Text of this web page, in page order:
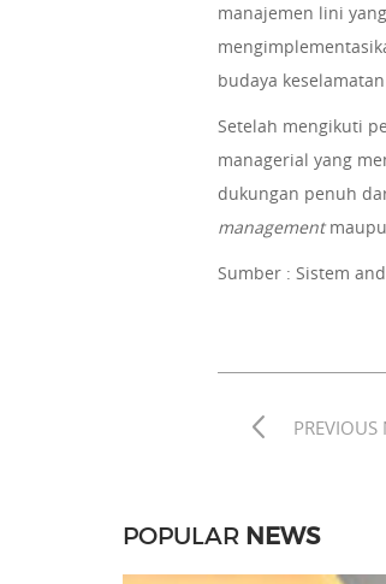
manajemen lini
budaya
Setelah mengikuti
managerial yang
dukungan penuh
management
Sumber : Sistem
PREVIOUS
POPULAR NEWS